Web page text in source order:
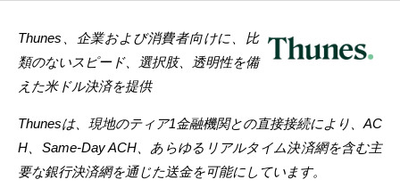
Thunes、企業および消費者向けに、比
類のないスピード、選択肢、透明性を備
えた米ドル決済を提供
Thunesは、現地のティア1金融機関との直接接続により、AC
H、Same-Day ACH、あらゆるリアルタイム決済網を含む主
要な銀行決済網を通じた送金を可能にしています。